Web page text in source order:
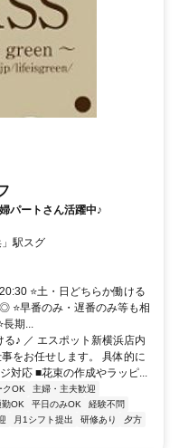
パートさん活躍中♪
駅スグ
⭐土・日どちらか働ける
⭐早番のみ・遅番のみ等も相
長期...
♪ ／ エスポット新横浜店内
をお任せします。 具体的に
対応 ■花束の作成やラッピ...
クOK
主婦・主夫歓迎
勤OK 平日のみOK
経験不問
月1シフト提出 研修あり
夕方